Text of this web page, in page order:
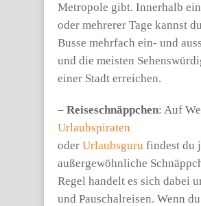
Metropole gibt. Innerhalb
oder mehrerer Tage kannst
Busse mehrfach ein- und
und die meisten
einer Stadt erreichen.
– Reiseschnäppchen: Auf
Urlaubspiraten
oder Urlaubsguru findest du
außergewöhnliche
Regel handelt es sich dabei
und Pauschalreisen. Wenn